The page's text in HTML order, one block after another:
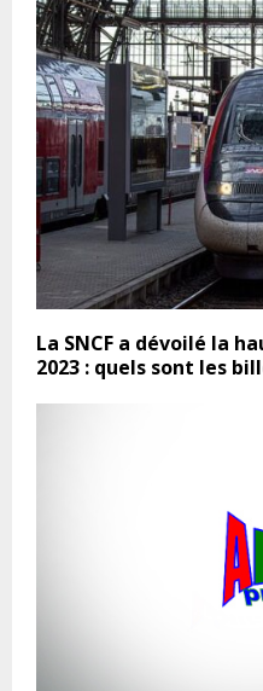
La SNCF a dévoilé la
2023 : quels sont les